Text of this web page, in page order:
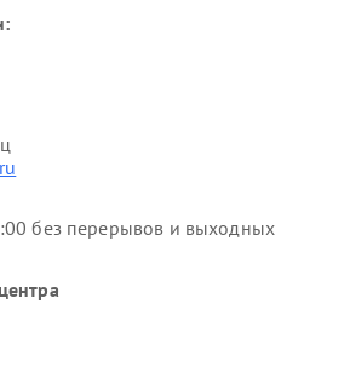
без перерывов и выходных